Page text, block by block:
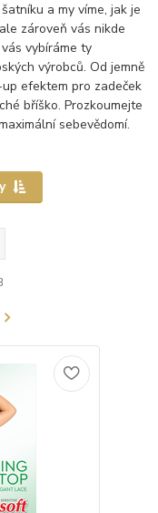
a my víme, jak je
zároveň vás nikde
vybíráme ty
výrobců. Od jemně
efektem pro zadeček
bříško. Prozkoumejte
sebevědomí.